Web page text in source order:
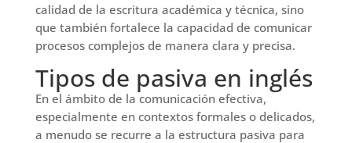
calidad de la escritura académica y técnica, sino
que también fortalece la capacidad de comunicar
procesos complejos de manera clara y precisa.
Tipos de pasiva en inglés
En el ámbito de la comunicación efectiva,
especialmente en contextos formales o delicados,
a menudo se recurre a la estructura pasiva para